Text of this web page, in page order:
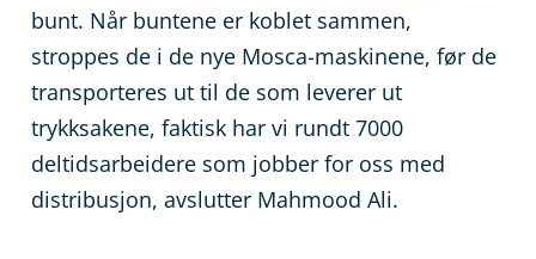
bunt. Når buntene er koblet sammen,
stroppes de i de nye Mosca-maskinene, før de
transporteres ut til de som leverer ut
trykksakene, faktisk har vi rundt 7000
deltidsarbeidere som jobber for oss med
distribusjon, avslutter Mahmood Ali.